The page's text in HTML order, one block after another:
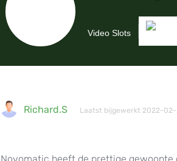
Video Slots
Richard.S Laatst bijgewerkt 2022-